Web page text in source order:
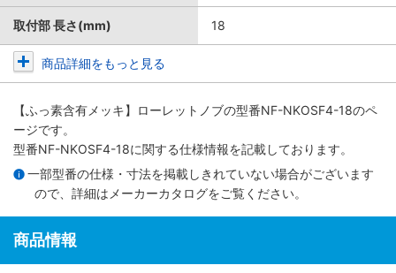
取付部 長さ(mm) 18
商品詳細をもっと見る
【ふっ素含有メッキ】ローレットノブの型番NF-NKOSF4-18のペ
ージです。
型番NF-NKOSF4-18に関する仕様情報を記載しております。
一部型番の仕様・寸法を掲載しきれていない場合がございます
ので、詳細は メーカーカタログをご覧ください。
商品情報